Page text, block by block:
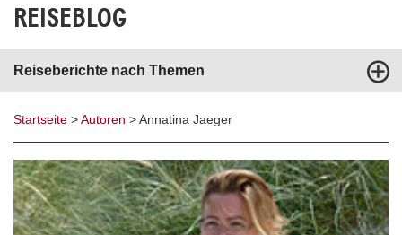
REISEBLOG
Reiseberichte nach Themen
Startseite >Autoren >Annatina Jaeger